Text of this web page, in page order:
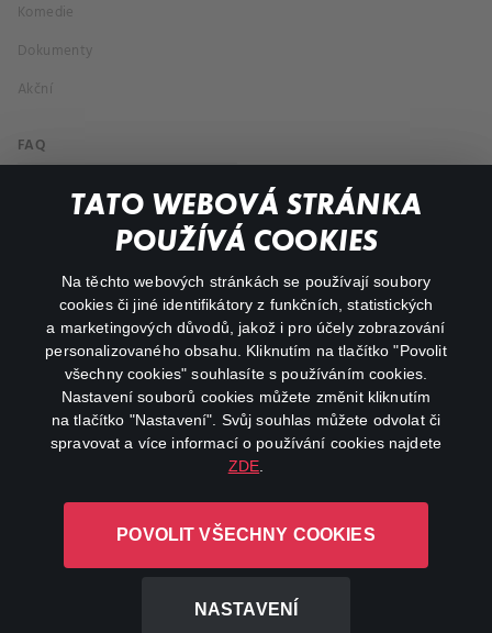
TATO WEBOVÁ STRÁNKA
POUŽÍVÁ COOKIES
Na těchto webových stránkách se používají soubory
cookies či jiné identifikátory z funkčních, statistických
a marketingových důvodů, jakož i pro účely zobrazování
personalizovaného obsahu. Kliknutím na tlačítko "Povolit
všechny cookies" souhlasíte s používáním cookies.
Nastavení souborů cookies můžete změnit kliknutím
na tlačítko "Nastavení". Svůj souhlas můžete odvolat či
spravovat a více informací o používání cookies najdete
ZDE
POVOLIT VŠECHNY COOKIES
NASTAVENÍ
Komedie
Dokumenty
Akční
FAQ
Můj účet
Důležité odkazy
facebookinstagram
youtube
L-1246 Luxembourg R.C.S.